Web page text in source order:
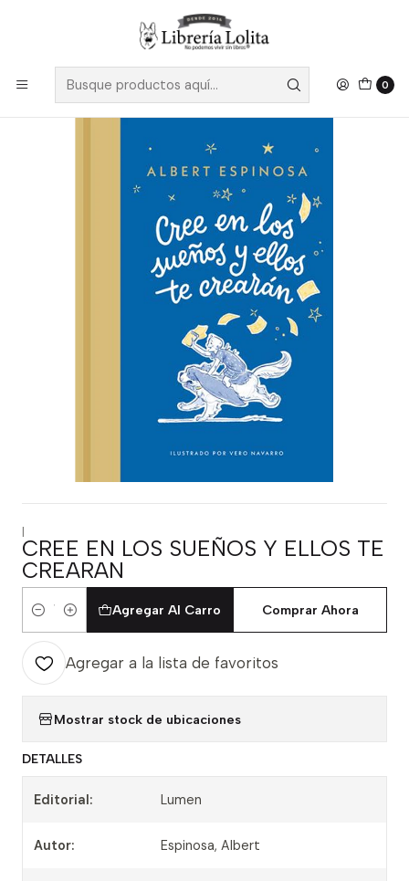
0
Despacho a todo Chile
|
CREE EN LOS SUEÑOS Y ELLOS TE
CREARAN
Cantidad
Agregar Al Carro Comprar Ahora
Agregar a la lista de favoritos
Mostrar stock de ubicaciones
DETALLES
Editorial: Lumen
Autor: Espinosa, Albert